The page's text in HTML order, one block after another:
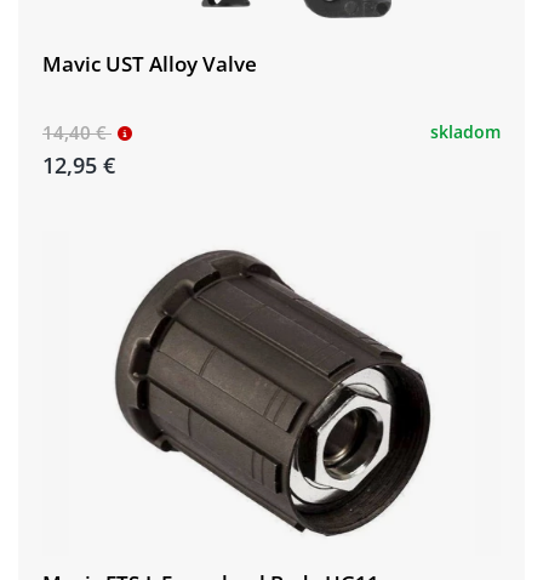
Mavic UST Alloy Valve
14,40 €
12,95 €
skladom